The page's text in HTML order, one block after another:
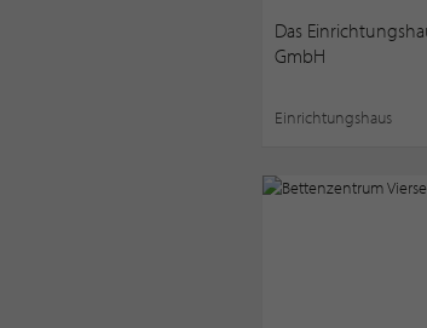
Das
GmbH
Einrichtungshaus